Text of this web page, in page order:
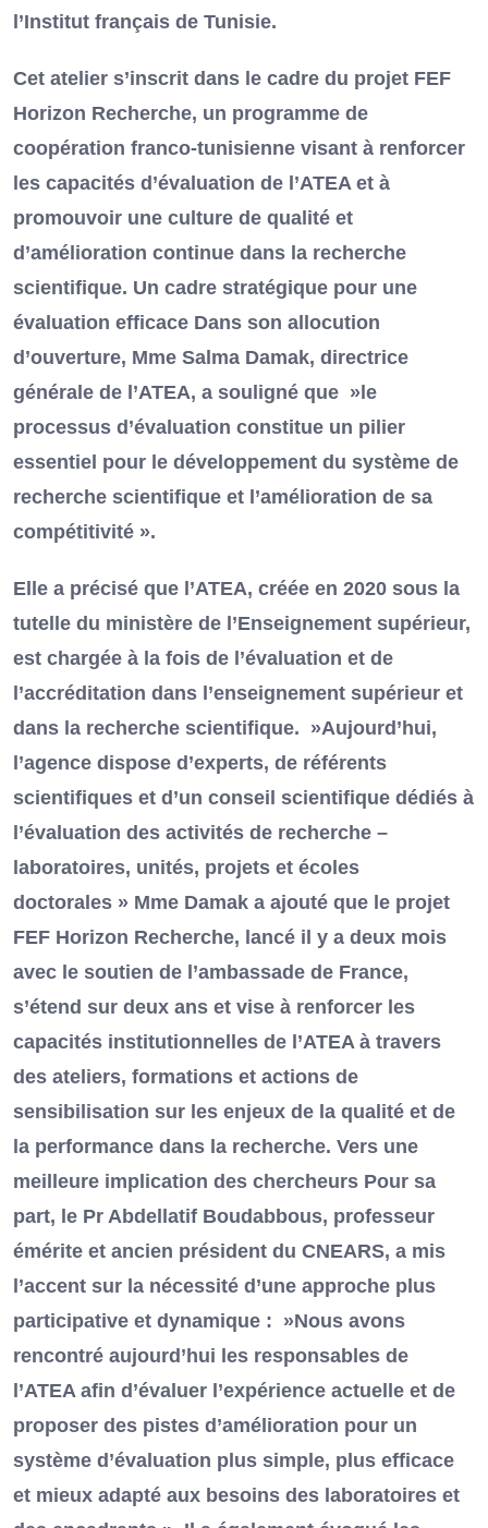
l’Institut français de Tunisie.
Cet atelier s’inscrit dans le cadre du projet FEF
Horizon Recherche, un programme de
coopération franco-tunisienne visant à renforcer
les capacités d’évaluation de l’ATEA et à
promouvoir une culture de qualité et
d’amélioration continue dans la recherche
scientifique. Un cadre stratégique pour une
évaluation efficace Dans son allocution
d’ouverture, Mme Salma Damak, directrice
générale de l’ATEA, a souligné que »le
processus d’évaluation constitue un pilier
essentiel pour le développement du système de
recherche scientifique et l’amélioration de sa
compétitivité ».
Elle a précisé que l’ATEA, créée en 2020 sous la
tutelle du ministère de l’Enseignement supérieur,
est chargée à la fois de l’évaluation et de
l’accréditation dans l’enseignement supérieur et
dans la recherche scientifique. »Aujourd’hui,
l’agence dispose d’experts, de référents
scientifiques et d’un conseil scientifique dédiés à
l’évaluation des activités de recherche –
laboratoires, unités, projets et écoles
doctorales » Mme Damak a ajouté que le projet
FEF Horizon Recherche, lancé il y a deux mois
avec le soutien de l’ambassade de France,
s’étend sur deux ans et vise à renforcer les
capacités institutionnelles de l’ATEA à travers
des ateliers, formations et actions de
sensibilisation sur les enjeux de la qualité et de
la performance dans la recherche. Vers une
meilleure implication des chercheurs Pour sa
part, le Pr Abdellatif Boudabbous, professeur
émérite et ancien président du CNEARS, a mis
l’accent sur la nécessité d’une approche plus
participative et dynamique : »Nous avons
rencontré aujourd’hui les responsables de
l’ATEA afin d’évaluer l’expérience actuelle et de
proposer des pistes d’amélioration pour un
système d’évaluation plus simple, plus efficace
et mieux adapté aux besoins des laboratoires et